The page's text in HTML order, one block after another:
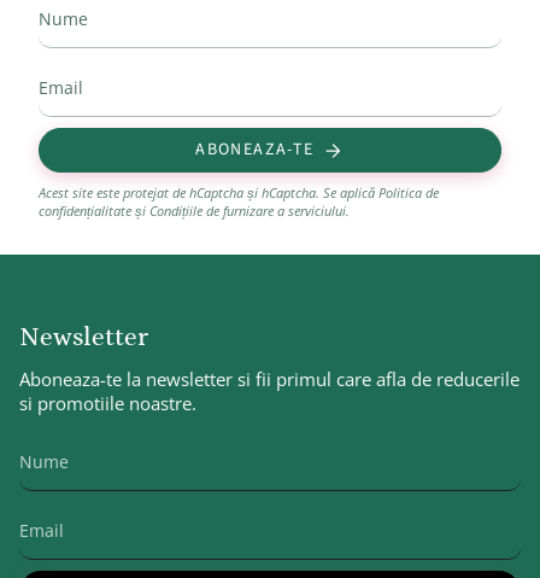
ABONEAZA-TE
Acest site este protejat de hCaptcha și hCaptcha. Se aplică Politica de
confidențialitate și Condițiile de furnizare a serviciului.
Newsletter
Aboneaza-te la newsletter si fii primul care afla de reducerile
si promotiile noastre.